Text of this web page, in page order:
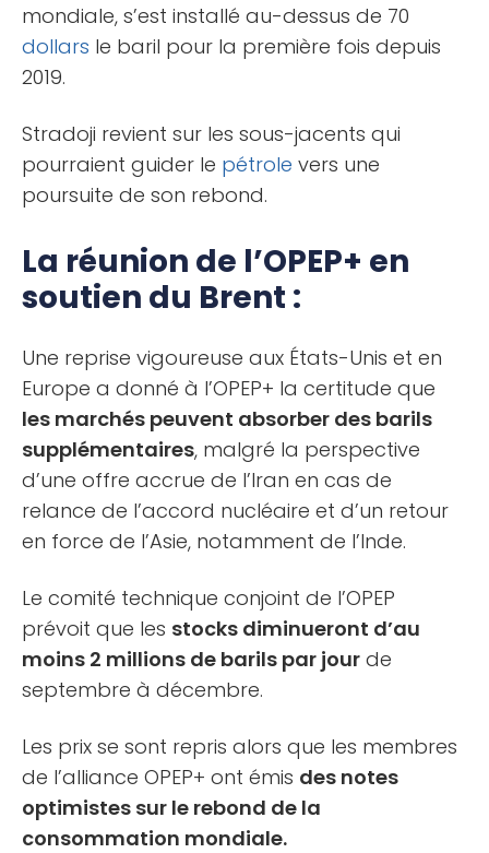
mondiale, s’est installé au-dessus de 70
dollars le baril pour la première fois depuis
2019.
Stradoji revient sur les sous-jacents qui
pourraient guider le pétrole vers une
poursuite de son rebond.
La réunion de l’OPEP+ en
soutien du Brent :
Une reprise vigoureuse aux États-Unis et en
Europe a donné à l’OPEP+ la certitude que
les marchés peuvent absorber des barils
supplémentaires, malgré la perspective
d’une offre accrue de l’Iran en cas de
relance de l’accord nucléaire et d’un retour
en force de l’Asie, notamment de l’Inde.
Le comité technique conjoint de l’OPEP
prévoit que les stocks diminueront d’au
moins 2 millions de barils par jour de
septembre à décembre.
Les prix se sont repris alors que les membres
de l’alliance OPEP+ ont émis des notes
optimistes sur le rebond de la
consommation mondiale.